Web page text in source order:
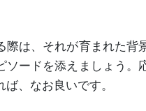
際は、それが育まれた背
ソードを添えましょう。
ば、なお良いです。